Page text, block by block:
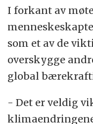
hvordan vi kan
skape
tar vare på
For det andre
organiseringen
bærekraftig
institusjonelle
I forkant av
som et av de
overskygge
global
- Det er veldig